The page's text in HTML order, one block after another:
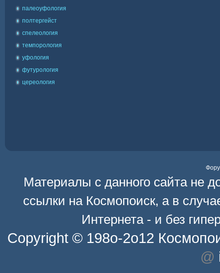
палеоуфология
полтергейст
спелеология
темпорология
уфология
футурология
цереология
Материалы с данного сайта не
ссылки на Космопоиск, а в
Интернета - и без
Copyright © 198o-2o12
@